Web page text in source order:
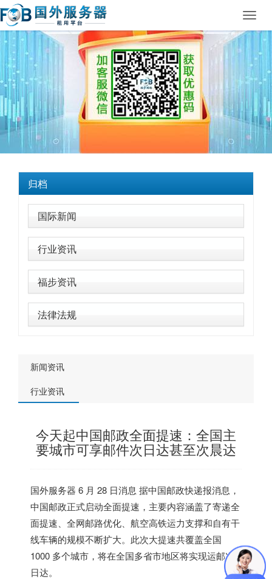
归档
国际新闻
行业资讯
福步资讯
法律法规
新闻资讯
行业资讯
今天起中国邮政全面提速：全国主
要城市可享邮件次日达甚至次晨达
国外服务器 6 月 28 日消息 据中国邮政快递报消息，
中国邮政正式启动全面提速，主要内容涵盖了寄递全
面提速、全网邮路优化、航空高铁运力支撑和自有干
线车辆的规模不断扩大。 此次大提速共覆盖全国
1000 多个城市，将在全国多省市地区将实现运邮次
日达。